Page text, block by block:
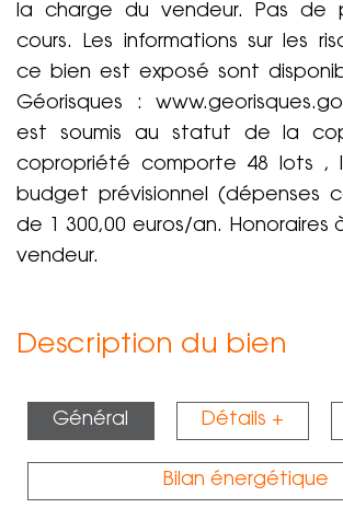
la charge du vendeur. Pas de
cours. Les informations sur les
ce bien est exposé sont
Géorisques :
est soumis au statut de la
copropriété comporte 48 lots ,
budget prévisionnel (dépenses
de 1 300,00 euros/an. Honoraires
vendeur.
Description du bien
Général Détails +
Bilan énergétique